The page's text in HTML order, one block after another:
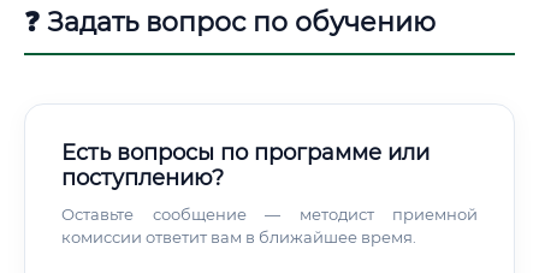
❓ Задать вопрос по обучению
Есть вопросы по программе или
поступлению?
Оставьте сообщение — методист приемной
комиссии ответит вам в ближайшее время.